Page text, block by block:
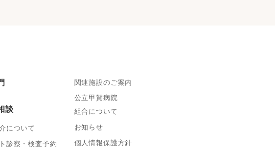
談
について
診察・検査予約
関連施設のご案内
公立甲賀病院
組合について
お知らせ
個人情報保護方針